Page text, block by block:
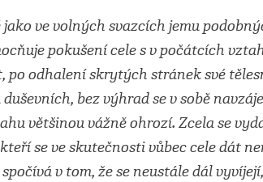
ve volných svazcích jemu
pokušení cele s v počátcích
po odhalení skrytých stránek své
bez výhrad se v sobě
většinou vážně ohrozí. Zcela se
se ve skutečnosti vůbec cele dát
v tom, že se neustále dál